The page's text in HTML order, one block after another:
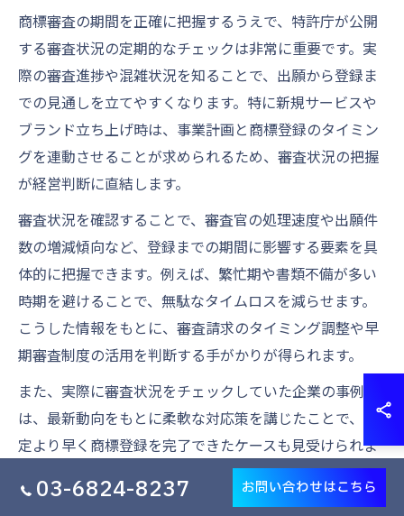
商標審査の期間を正確に把握するうえで、特許庁が公開
する審査状況の定期的なチェックは非常に重要です。実
際の審査進捗や混雑状況を知ることで、出願から登録ま
での見通しを立てやすくなります。特に新規サービスや
ブランド立ち上げ時は、事業計画と商標登録のタイミン
グを連動させることが求められるため、審査状況の把握
が経営判断に直結します。
審査状況を確認することで、審査官の処理速度や出願件
数の増減傾向など、登録までの期間に影響する要素を具
体的に把握できます。例えば、繁忙期や書類不備が多い
時期を避けることで、無駄なタイムロスを減らせます。
こうした情報をもとに、審査請求のタイミング調整や早
期審査制度の活用を判断する手がかりが得られます。
また、実際に審査状況をチェックしていた企業の事例で
は、最新動向をもとに柔軟な対応策を講じたことで、予
定より早く商標登録を完了できたケースも見受けられま
す。こうした実践例からも、特許庁発表の情報活用が、
商標の早期取得や事業リスク低減に直結することが分か
03-6824-8237 お問い合わせはこちら